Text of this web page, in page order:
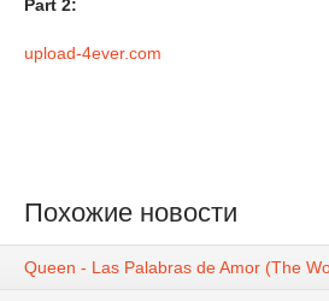
Part 2:
upload-4ever.com
Похожие новости
Queen - Las Palabras de Amor (The